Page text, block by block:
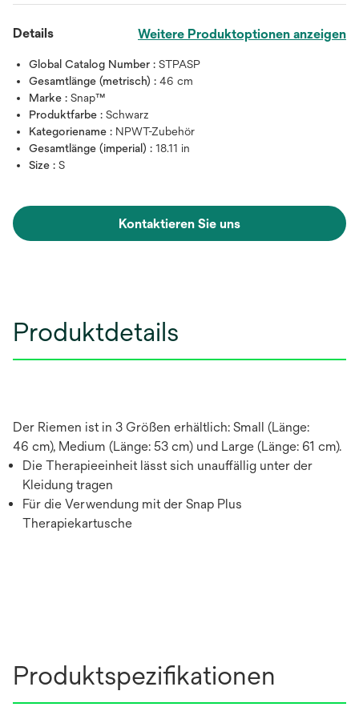
Details Weitere Produktoptionen anzeigen
Global Catalog Number : STPASP
Gesamtlänge (metrisch) : 46 cm
Marke : Snap™
Produktfarbe : Schwarz
Kategoriename : NPWT-Zubehör
Gesamtlänge (imperial) : 18.11 in
Size : S
Kontaktieren Sie uns
Produktdetails
Der Riemen ist in 3 Größen erhältlich: Small (Länge:
46 cm), Medium (Länge: 53 cm) und Large (Länge: 61 cm).
Die Therapieeinheit lässt sich unauffällig unter der
Kleidung tragen
Für die Verwendung mit der Snap Plus
Therapiekartusche
Produktspezifikationen